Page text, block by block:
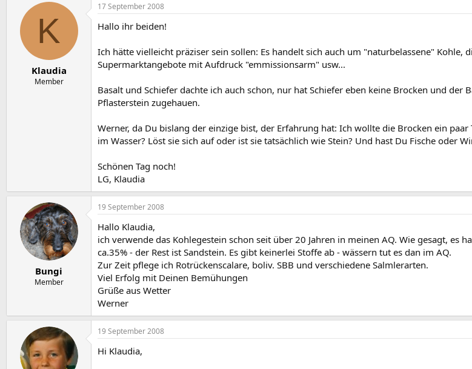
K
Klaudia
Member
17 September 2008
Hallo ihr beiden!
Ich hätte vielleicht präziser sein sollen: Es handelt sich auch um "naturbelassene"
Supermarktangebote mit Aufdruck "emmissionsarm" usw...
Basalt und Schiefer dachte ich auch schon, nur hat Schiefer eben keine Brocken und
Pflasterstein zugehauen.
Werner, da Du bislang der einzige bist, der Erfahrung hat: Ich wollte die Brocken ein
im Wasser? Löst sie sich auf oder ist sie tatsächlich wie Stein? Und hast Du Fische oder
Schönen Tag noch!
LG, Klaudia
Bungi
Member
19 September 2008
Hallo Klaudia,
ich verwende das Kohlegestein schon seit über 20 Jahren in meinen AQ. Wie gesagt,
ca.35% - der Rest ist Sandstein. Es gibt keinerlei Stoffe ab - wässern tut es dan im AQ.
Zur Zeit pflege ich Rotrückenscalare, boliv. SBB und verschiedene Salmlerarten.
Viel Erfolg mit Deinen Bemühungen
Grüße aus Wetter
Werner
19 September 2008
Hi Klaudia,